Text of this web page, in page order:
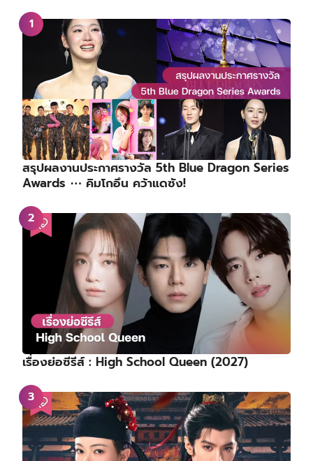
สรุปผลงานประกาศรางวัล 5th Blue Dragon Series
Awards ⋯ คิมโกอึน คว้าแดซัง!
เรื่องย่อซีรีส์ : High School Queen (2027)